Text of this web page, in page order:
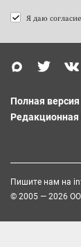
Я даю
Полная версия
Редакционная
Пишите нам на
© 2005 — 2026